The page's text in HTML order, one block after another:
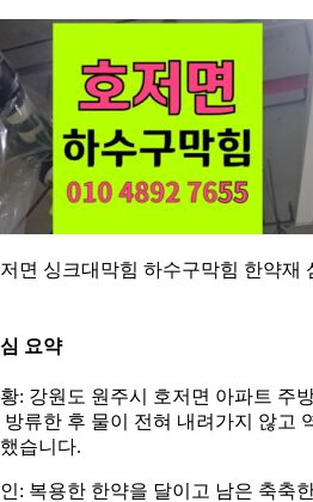
면 싱크대막힘 하수구막힘 한약재
요약
: 강원도 원주시 호저면 아파트 주
방류한 후 물이 전혀 내려가지 않고
습니다.
: 복용한 한약을 달이고 남은 축축